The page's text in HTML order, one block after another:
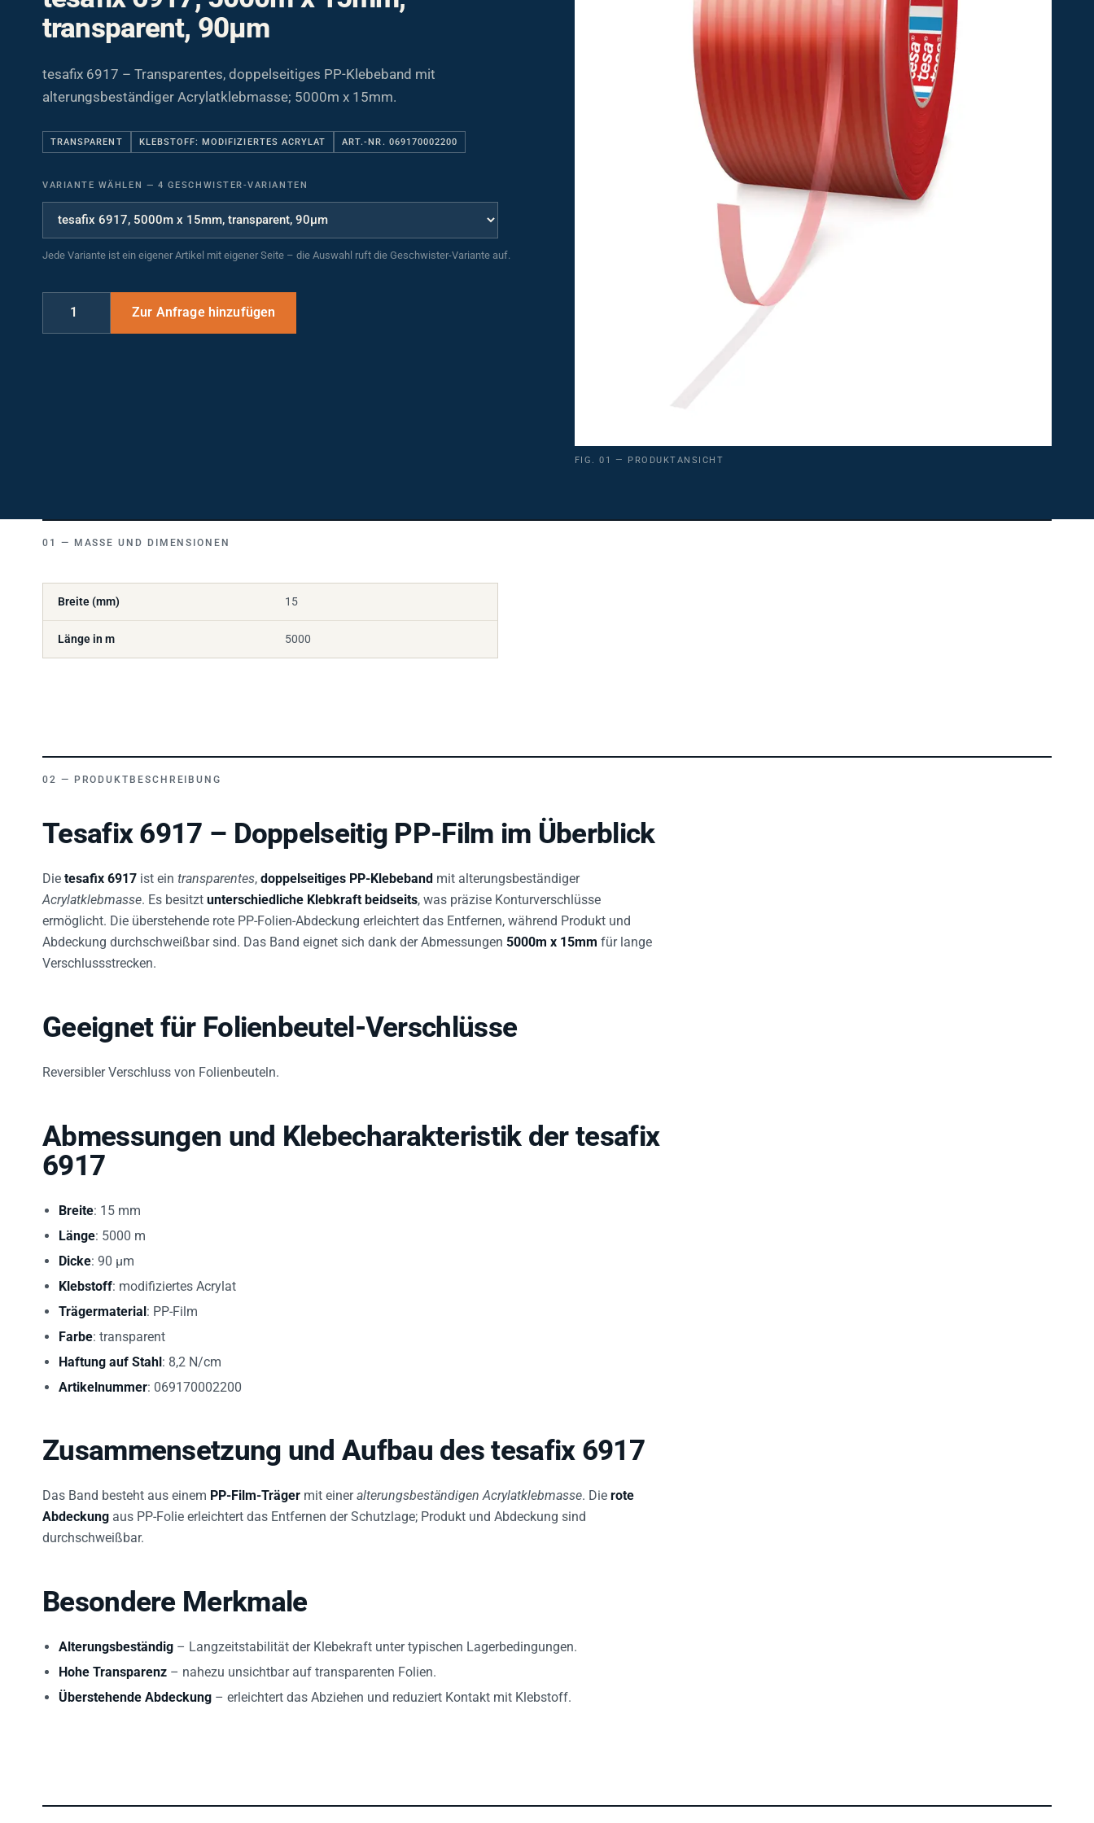
transparent, 90µm
tesafix 6917 – Transparentes, doppelseitiges PP-Klebeband mit
alterungsbeständiger Acrylatklebmasse; 5000m x 15mm.
TRANSPARENT KLEBSTOFF: MODIFIZIERTES ACRYLAT ART.-NR. 069170002200
VARIANTE WÄHLEN
Jede Variante ist ein eigener Artikel mit eigener Seite – die Auswahl ruft die Geschwister-Variante auf.
MASSE UND DIMENSIONEN
Breite (mm) 15
Länge in m 5000
PRODUKTBESCHREIBUNG
Tesafix 6917 – Doppelseitig PP-Film im Überblick
Die tesafix 6917 ist ein transparentes doppelseitiges PP-Klebeband mit alterungsbeständiger
Acrylatklebmasse . Es besitzt unterschiedliche Klebkraft beidseits , was präzise Konturverschlüsse
ermöglicht. Die überstehende rote PP-Folien-Abdeckung erleichtert das Entfernen, während Produkt und
Abdeckung durchschweißbar sind. Das Band eignet sich dank der Abmessungen 5000m x 15mm für lange
Verschlussstrecken.
Geeignet für Folienbeutel-Verschlüsse
Reversibler Verschluss von Folienbeuteln.
Abmessungen und Klebecharakteristik der tesafix
6917
Breite: 15 mm
Länge: 5000 m
Dicke: 90 µm
Klebstoff: modifiziertes Acrylat
Trägermaterial: PP-Film
Farbe: transparent
Haftung auf Stahl: 8,2 N/cm
Artikelnummer: 069170002200
Zusammensetzung und Aufbau des tesafix 6917
Das Band besteht aus einem PP-Film-Träger mit einer alterungsbeständigen Acrylatklebmasse . Die rote
Abdeckung aus PP-Folie erleichtert das Entfernen der Schutzlage; Produkt und Abdeckung sind
durchschweißbar.
Besondere Merkmale
Alterungsbeständig – Langzeitstabilität der Klebekraft unter typischen Lagerbedingungen.
Hohe Transparenz – nahezu unsichtbar auf transparenten Folien.
Überstehende Abdeckung – erleichtert das Abziehen und reduziert Kontakt mit Klebstoff.